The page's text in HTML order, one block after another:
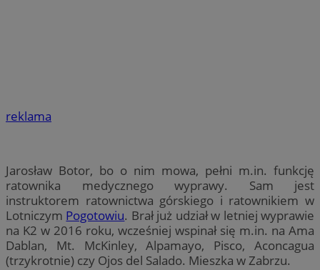
reklama
Jarosław Botor, bo o nim mowa, pełni m.in. funkcję
ratownika medycznego wyprawy. Sam jest
instruktorem ratownictwa górskiego i ratownikiem w
Lotniczym Pogotowiu. Brał już udział w letniej wyprawie
na K2 w 2016 roku, wcześniej wspinał się m.in. na Ama
Dablan, Mt. McKinley, Alpamayo, Pisco, Aconcagua
(trzykrotnie) czy Ojos del Salado. Mieszka w Zabrzu.